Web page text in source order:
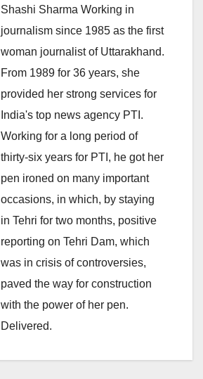
Shashi Sharma Working in
journalism since 1985 as the first
woman journalist of Uttarakhand.
From 1989 for 36 years, she
provided her strong services for
India's top news agency PTI.
Working for a long period of
thirty-six years for PTI, he got her
pen ironed on many important
occasions, in which, by staying
in Tehri for two months, positive
reporting on Tehri Dam, which
was in crisis of controversies,
paved the way for construction
with the power of her pen.
Delivered.